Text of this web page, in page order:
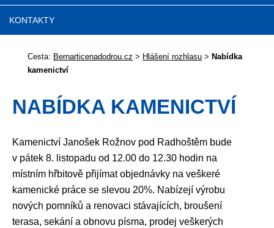
KONTAKTY
Cesta: Bernarticenadodrou.cz > Hlášení rozhlasu > Nabídka
kamenictví
NABÍDKA KAMENICTVÍ
Kamenictví Janošek Rožnov pod Radhoštěm bude
v pátek 8. listopadu od 12.00 do 12.30 hodin na
místním hřbitově přijímat objednávky na veškeré
kamenické práce se slevou 20%. Nabízejí výrobu
nových pomníků a renovaci stávajících, broušení
terasa, sekání a obnovu písma, prodej veškerých